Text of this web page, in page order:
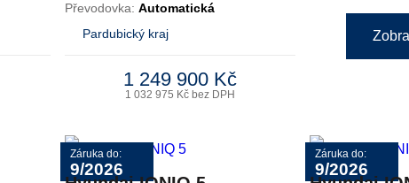
Převodovka: Automatická
Pardubický kraj
1 249 900 Kč
1 032 975 Kč bez DPH
Záruka do:
9/2026
Záruka do:
9/2026